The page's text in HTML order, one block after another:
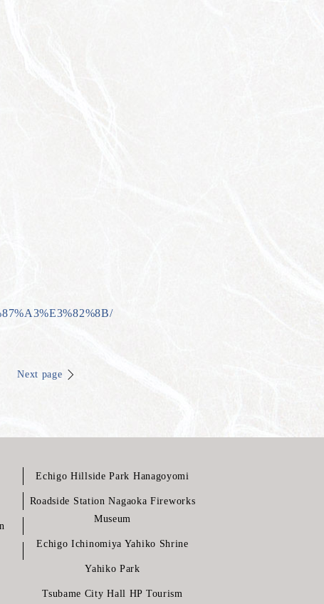
Next page
Echigo Hillside Park Hanagoyomi
Roadside Station Nagaoka Fireworks
Museum
Echigo Ichinomiya Yahiko Shrine
Yahiko Park
Tsubame City Hall HP Tourism